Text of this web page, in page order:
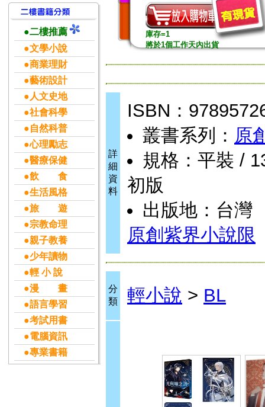
●二樓推薦
●文學小說
●商業理財
●藝術設計
●人文史地
●社會科學
●自然科普
●心理勵志
●醫療保健
●飲 食
●生活風格
●旅 遊
●宗教命理
●親子教養
●少年讀物
●輕 小 說
●漫 畫
●語言學習
●考試用書
●電腦資訊
●專業書籍
庫存=1
將於1個工作天內出貨
詳
細
資
料
ISBN：
叢書系列： 原
規格：平裝 /
初版
出版地：台灣
原創紫界小說限
分
類
輕小說 > BL